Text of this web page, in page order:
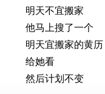
明天不宜搬家
他马上搜了一个
明天宜搬家的黄历
给她看
然后计划不变